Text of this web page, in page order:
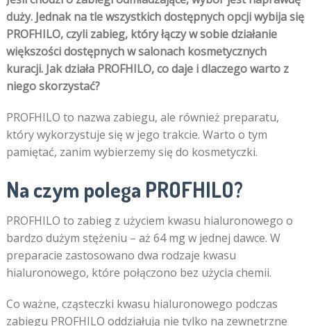
duży. Jednak na tle wszystkich dostępnych opcji wybija się
PROFHILO, czyli zabieg, który łączy w sobie działanie
większości dostępnych w salonach kosmetycznych
kuracji. Jak działa PROFHILO, co daje i dlaczego warto z
niego skorzystać?
PROFHILO to nazwa zabiegu, ale również preparatu,
który wykorzystuje się w jego trakcie. Warto o tym
pamiętać, zanim wybierzemy się do kosmetyczki.
Na czym polega PROFHILO?
PROFHILO to zabieg z użyciem kwasu hialuronowego o
bardzo dużym stężeniu – aż 64 mg w jednej dawce. W
preparacie zastosowano dwa rodzaje kwasu
hialuronowego, które połączono bez użycia chemii.
Co ważne, cząsteczki kwasu hialuronowego podczas
zabiegu PROFHILO oddziałują nie tylko na zewnętrzne